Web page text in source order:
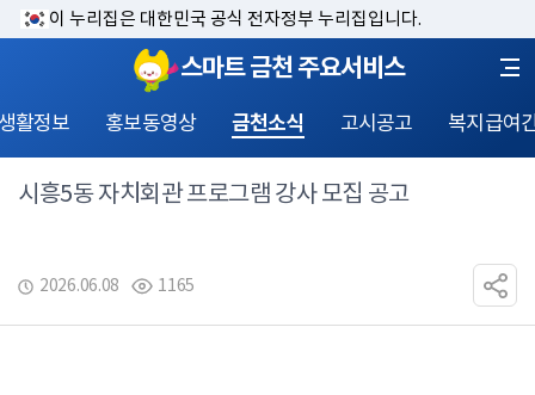
이 누리집은 대한민국 공식 전자정부 누리집입니다.
스마트 금천 주요서비스
활정보 홍보동영상 금천소식 고시공고 복지급여
시흥5동 자치회관 프로그램 강사 모집 공고
2026.06.08 1165